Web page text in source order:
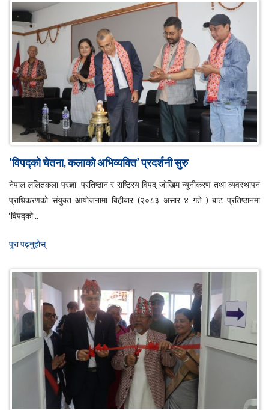
‘विपद्को चेतना, कलाको अभिव्यक्ति’ प्रदर्शनी सुरु
नेपाल ललितकला प्रज्ञा–प्रतिष्ठान र राष्ट्रिय विपद् जोखिम न्यूनीकरण तथा व्यवस्थापन
प्राधिकरणको संयुक्त आयोजनामा बिहीबार (२०८३ असार ४ गते ) बाट प्रतिष्ठानमा
‘विपद्को ..
पूरा पढ्नुहाेस्